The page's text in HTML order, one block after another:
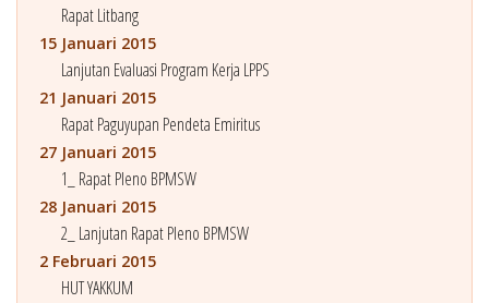
Rapat Litbang
15 Januari 2015
Lanjutan Evaluasi Program Kerja LPPS
21 Januari 2015
Rapat Paguyupan Pendeta Emiritus
27 Januari 2015
1_ Rapat Pleno BPMSW
28 Januari 2015
2_ Lanjutan Rapat Pleno BPMSW
2 Februari 2015
HUT YAKKUM